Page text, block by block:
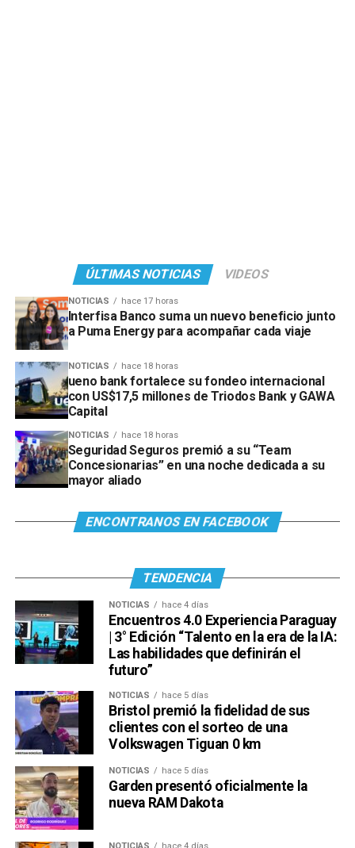
ÚLTIMAS NOTICIAS VIDEOS
NOTICIAS hace 17 horas
Interfisa Banco suma un nuevo beneficio junto
a Puma Energy para acompañar cada viaje
NOTICIAS hace 18 horas
ueno bank fortalece su fondeo internacional
con US$17,5 millones de Triodos Bank y GAWA
Capital
NOTICIAS hace 18 horas
Seguridad Seguros premió a su “Team
Concesionarias” en una noche dedicada a su
mayor aliado
ENCONTRANOS EN FACEBOOK
TENDENCIA
NOTICIAS hace 4 días
Encuentros 4.0 Experiencia Paraguay
| 3° Edición “Talento en la era de la IA:
Las habilidades que definirán el
futuro”
NOTICIAS hace 5 días
Bristol premió la fidelidad de sus
clientes con el sorteo de una
Volkswagen Tiguan 0 km
NOTICIAS hace 5 días
Garden presentó oficialmente la
nueva RAM Dakota